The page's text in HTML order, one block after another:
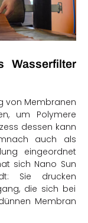
Wasserfilter
von Membranen
um Polymere
dessen kann
auch als
eingeordnet
sich Nano Sun
Sie drucken
die sich bei
Membran